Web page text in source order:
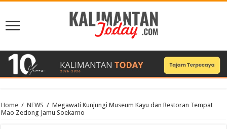
Home / NEWS / Megawati Kunjungi Museum Kayu dan Restoran Tempat
Mao Zedong Jamu Soekarno